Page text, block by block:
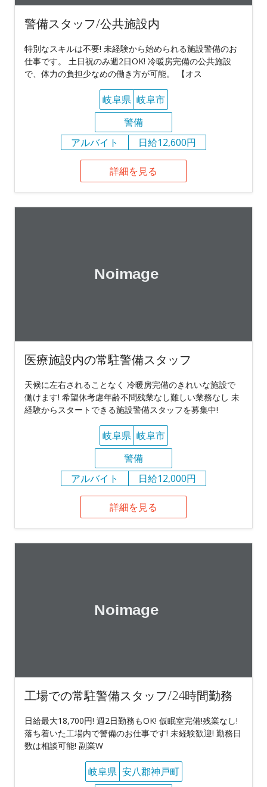
警備スタッフ/公共施設内
特別なスキルは不要! 未経験から始められる施設警備のお
仕事です。 土日祝のみ週2日OK! 冷暖房完備の公共施設
で、体力の負担少なめの働き方が可能。 【オス
岐阜県 岐阜市
警備
アルバイト
日給12,600円
詳細を見る
医療施設内の常駐警備スタッフ
天候に左右されることなく 冷暖房完備のきれいな施設で
働けます! 希望休考慮年齢不問残業なし難しい業務なし 未
経験からスタートできる施設警備スタッフを募集中!
岐阜県 岐阜市
警備
アルバイト
日給12,000円
詳細を見る
工場での常駐警備スタッフ/24時間勤務
日給最大18,700円! 週2日勤務もOK! 仮眠室完備!残業なし!
落ち着いた工場内で警備のお仕事です! 未経験歓迎! 勤務日
数は相談可能! 副業W
岐阜県 安八郡神戸町